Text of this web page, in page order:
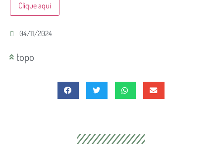
Clique aqui
04/11/2024
topo